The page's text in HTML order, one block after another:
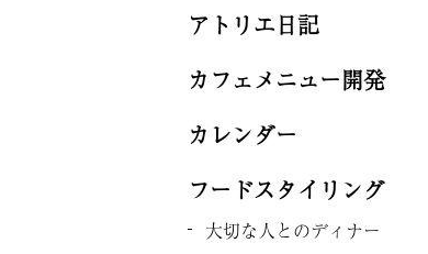
アトリエ日記
カフェメニュー開発
カレンダー
フードスタイリング
大切な人とのディナー